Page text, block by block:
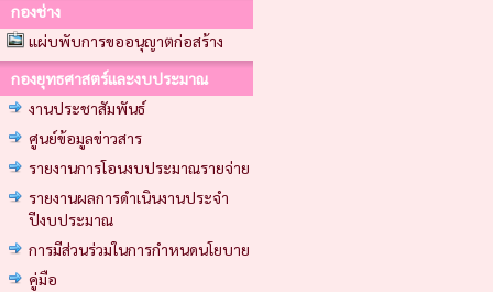
กองช่าง
แผ่บพับการขออนุญาตก่อสร้าง
กองยุทธศาสตร์และงบประมาณ
งานประชาสัมพันธ์
ศูนย์ข้อมูลข่าวสาร
รายงานการโอนงบประมาณรายจ่าย
รายงานผลการดำเนินงานประจำ
ปีงบประมาณ
การมีส่วนร่วมในการกำหนดนโยบาย
คู่มือ